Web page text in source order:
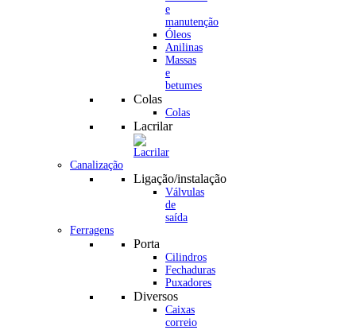
e
manutenção
Óleos
Anilinas
Massas
e
betumes
Colas
Colas
Lacrilar
Canalização
Ligação/instalação
Válvulas
de
saída
Ferragens
Porta
Cilindros
Fechaduras
Puxadores
Diversos
Caixas
correio